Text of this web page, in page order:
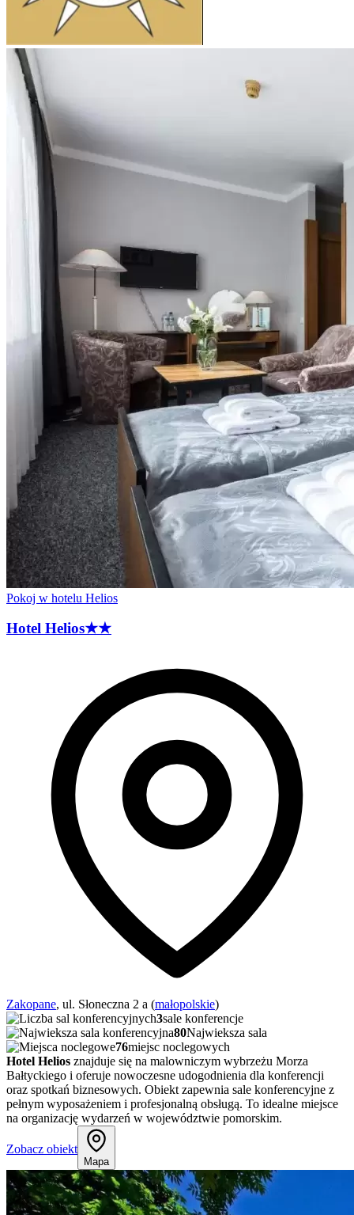
Pokoj w hotelu Helios
Hotel Helios★★
Zakopane, ul. Słoneczna 2 a (małopolskie)
3sale konferencje
80Najwieksza sala
76miejsc noclegowych
Hotel Helios znajduje się na malowniczym wybrzeżu Morza
Bałtyckiego i oferuje nowoczesne udogodnienia dla konferencji
oraz spotkań biznesowych. Obiekt zapewnia sale konferencyjne z
pełnym wyposażeniem i profesjonalną obsługą. To idealne miejsce
na organizację wydarzeń w województwie pomorskim.
Zobacz obiekt
Mapa